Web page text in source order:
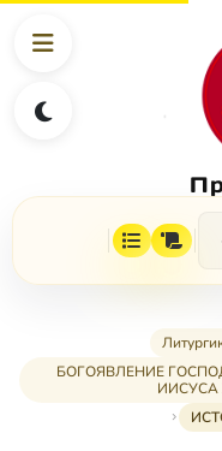
БОГОЯВЛЕНИЕ
ИИСУСА